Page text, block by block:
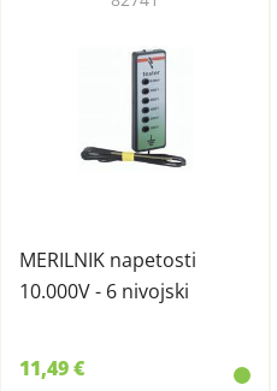
MERILNIK napetosti
10.000V - 6 nivojski
11,49 €